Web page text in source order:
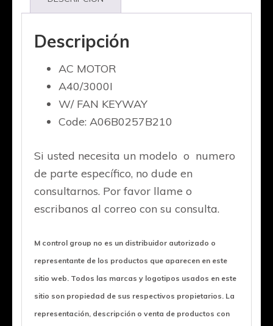
Descripción
AC MOTOR
A40/3000I
W/ FAN KEYWAY
Code: A06B0257B210
Si usted necesita un modelo o numero
de parte específico, no dude en
consultarnos. Por favor llame o
escribanos al correo con su consulta.
M control group no es un distribuidor autorizado o
representante de los productos que aparecen en este
sitio web. Todos las marcas y logotipos usados en este
sitio son propiedad de sus respectivos propietarios. La
representación, descripción o venta de productos con